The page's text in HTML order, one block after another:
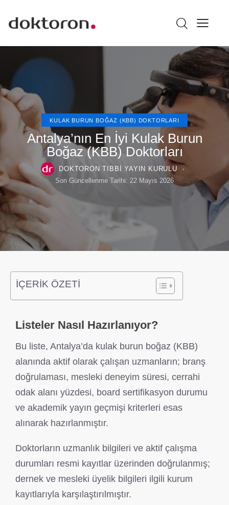
KULAK BURUN BOĞAZ (KBB) DOKTORLARI
Antalya’nın En İyi Kulak Burun
Boğaz (KBB) Doktorları
DOKTORON TIBBI YAYIN KURULU
Son Güncellenme Tarihi: 22 Mayıs 2026
İÇERİK ÖZETİ
Listeler Nasıl Hazırlanıyor?
Bu liste, Antalya’da kulak burun boğaz (KBB)
alanında aktif olarak çalışan uzmanların; branş
doğrulaması, mesleki deneyim süresi, cerrahi
odak alanı yüzdesi, board sertifikasyon durumu
ve akademik yayın geçmişi kriterleri esas
alınarak hazırlanmıştır.
Doktorların uzmanlık bilgileri ve aktif çalışma
durumları resmi kayıtlar üzerinden doğrulanmış;
dernek ve mesleki üyelik bilgileri ilgili kurum
kayıtlarıyla karşılaştırılmıştır.